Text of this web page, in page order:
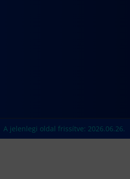
A jelenlegi oldal frissítve: 2026.06.26.